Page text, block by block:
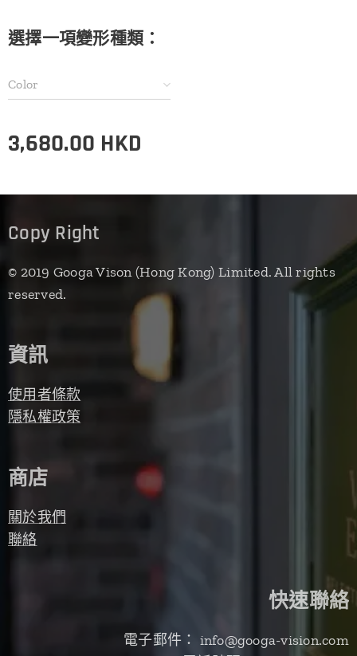
選擇一項變形種類：
Color
3,680.00 HKD
Copy Right
© 2019 Googa Vison (Hong Kong) Limited. All rights
reserved.
資訊
使用者條款
隱私權政策
商店
關於我們
聯絡
快速聯絡
電子郵件： info@googa-vision.com